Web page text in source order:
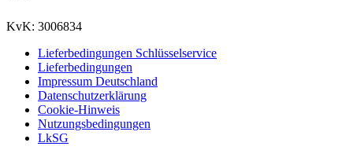
KvK: 3006834
Lieferbedingungen Schlüsselservice
Lieferbedingungen
Impressum Deutschland
Datenschutzerklärung
Cookie-Hinweis
Nutzungsbedingungen
LkSG